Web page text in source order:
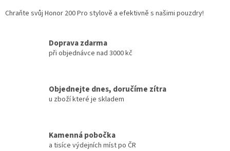
Chraňte svůj Honor 200 Pro stylově a efektivně s našimi pouzdry!
Doprava zdarma
při objednávce nad 3000 kč
Objednejte dnes, doručíme zítra
u zboží které je skladem
Kamenná pobočka
a tisíce výdejních míst po ČR